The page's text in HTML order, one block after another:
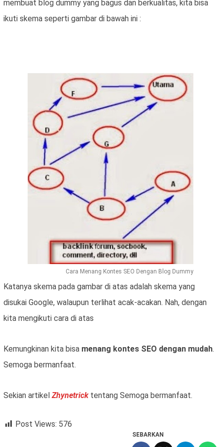
membuat blog dummy yang bagus dan berkualitas, kita bisa
ikuti skema seperti gambar di bawah ini :
Cara Menang Kontes SEO Dengan Blog Dummy
Katanya skema pada gambar di atas adalah skema yang
disukai Google, walaupun terlihat acak-acakan. Nah, dengan
kita mengikuti cara di atas
Kemungkinan kita bisa menang kontes SEO dengan mudah.
Semoga bermanfaat.
Sekian artikel Zhynetricktentang Semoga bermanfaat.
Post Views: 576
SEBARKAN